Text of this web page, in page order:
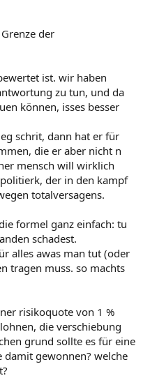
der
ist. wir haben
zu tun, und da
können, isses besser
schrit, dann hat er für
die er aber nicht n
mensch will wirklich
der in den kampf
totalversagens.
formel ganz einfach: tu
schadest.
alles awas man tut (oder
tragen muss. so machts
risikoquote von 1 %
die verschiebung
grund sollte es für eine
damit gewonnen? welche